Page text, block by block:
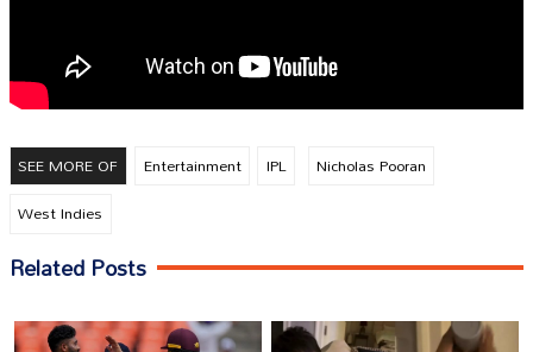
SEE MORE OF Entertainment IPL
Nicholas Pooran
West Indies
Related Posts